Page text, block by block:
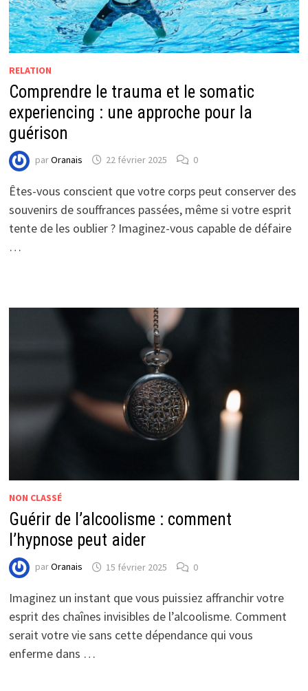
RELATION
Comprendre le trauma et le somatic
experiencing : une approche pour la
guérison
parOranais 22 février 2025 0
Êtes-vous conscient que votre corps peut conserver des
souvenirs de souffrances passées, même si votre esprit
tente de les oublier ? Imaginez-vous capable de défaire
…
NON CLASSÉ
Guérir de l’alcoolisme : comment
l’hypnose peut aider
parOranais 15 février 2025 0
Imaginez un instant que vous puissiez affranchir votre
esprit des chaînes invisibles de l’alcoolisme. Comment
serait votre vie sans cette dépendance qui vous
enferme dans …